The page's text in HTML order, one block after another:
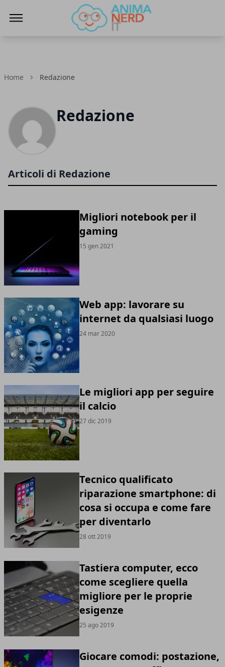
Home Redazione
Redazione
Articoli di Redazione
Migliori notebook per il
gaming
15 gen 2021
Web app: lavorare su
internet da qualsiasi luogo
24 mar 2020
Le migliori app per seguire
il calcio
27 dic 2019
Tecnico qualificato
riparazione smartphone: di
cosa si occupa e come fare
per diventarlo
28 ott 2019
Tastiera computer, ecco
come scegliere quella
migliore per le proprie
esigenze
25 ago 2019
Giocare comodi: postazione,